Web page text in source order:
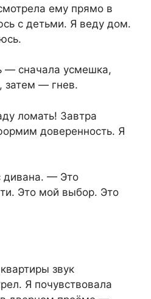
ему прямо в
с детьми. Я веду дом.
— сначала усмешка,
затем — гнев.
ломать! Завтра
доверенность. Я
дивана. — Это
Это мой выбор. Это
звук
Я почувствовала